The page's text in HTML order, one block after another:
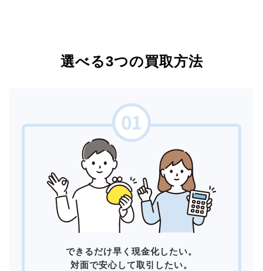
選べる3つの買取方法
できるだけ早く現金化したい。
対面で安心して取引したい。